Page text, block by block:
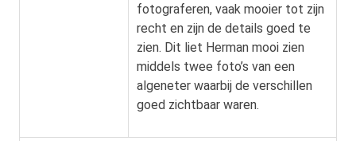
fotograferen, vaak mooier tot zijn
recht en zijn de details goed te
zien. Dit liet Herman mooi zien
middels twee foto’s van een
algeneter waarbij de verschillen
goed zichtbaar waren.